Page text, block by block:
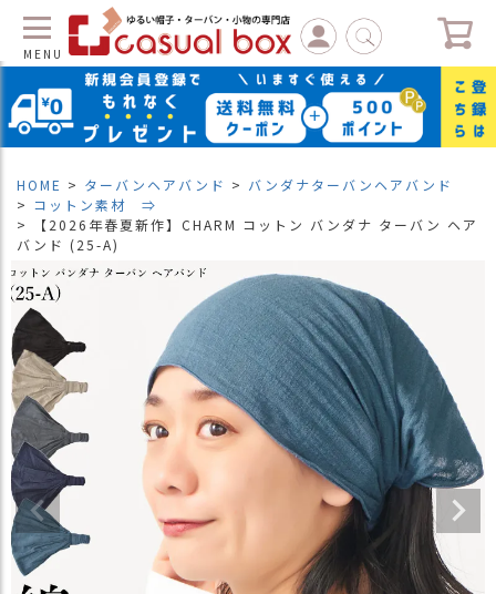
MENU
ペ
ー
ジ
（
新
規
会
員
登
録
）
商
HOME ターバンヘアバンド
バンダナターバンヘアバンド
コットン素材 ⇒
【2026年春夏新作】CHARM コットン バンダナ ターバン ヘア
バンド (25-A)